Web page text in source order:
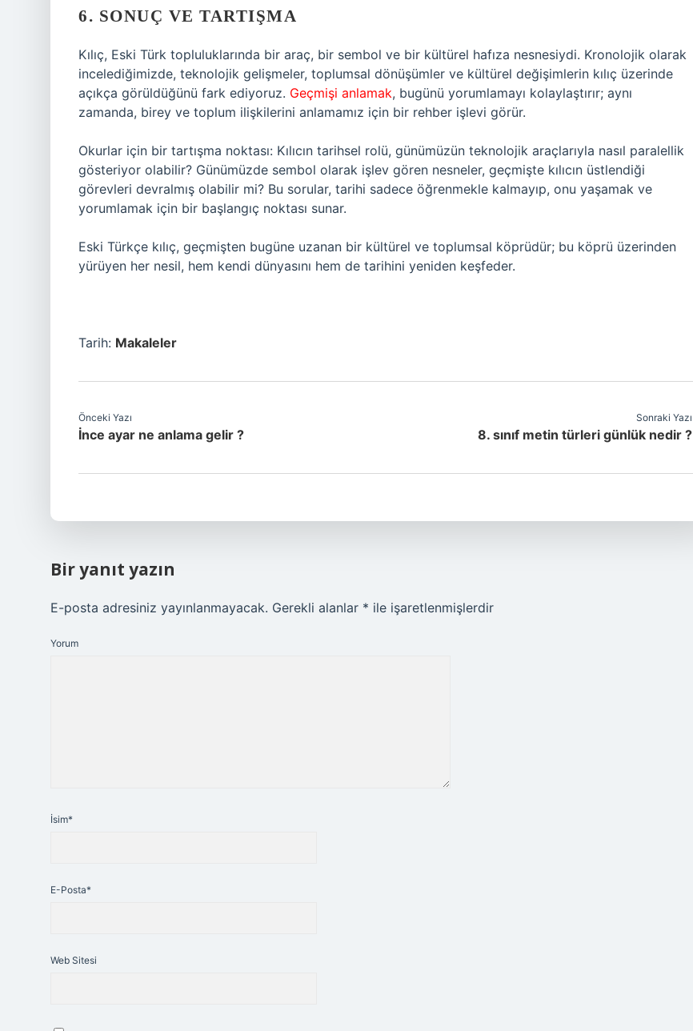
6. SONUÇ VE TARTIŞMA
Kılıç, Eski Türk topluluklarında bir araç, bir sembol ve bir kültürel hafıza nesnesiydi. Kronolojik olarak
incelediğimizde, teknolojik gelişmeler, toplumsal dönüşümler ve kültürel değişimlerin kılıç üzerinde
açıkça görüldüğünü fark ediyoruz. Geçmişi anlamak, bugünü yorumlamayı kolaylaştırır; aynı
zamanda, birey ve toplum ilişkilerini anlamamız için bir rehber işlevi görür.
Okurlar için bir tartışma noktası: Kılıcın tarihsel rolü, günümüzün teknolojik araçlarıyla nasıl paralellik
gösteriyor olabilir? Günümüzde sembol olarak işlev gören nesneler, geçmişte kılıcın üstlendiği
görevleri devralmış olabilir mi? Bu sorular, tarihi sadece öğrenmekle kalmayıp, onu yaşamak ve
yorumlamak için bir başlangıç noktası sunar.
Eski Türkçe kılıç, geçmişten bugüne uzanan bir kültürel ve toplumsal köprüdür; bu köprü üzerinden
yürüyen her nesil, hem kendi dünyasını hem de tarihini yeniden keşfeder.
Tarih: Makaleler
Önceki Yazı
İnce ayar ne anlama gelir ?
Sonraki Yazı
8. sınıf metin türleri günlük nedir ?
Bir yanıt yazın
E-posta adresiniz yayınlanmayacak. Gerekli alanlar * ile işaretlenmişlerdir
Yorum
İsim*
E-Posta*
Web Sitesi